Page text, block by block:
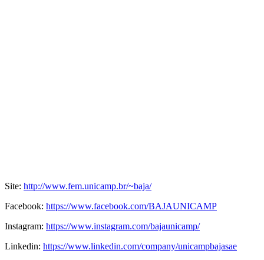
Site: http://www.fem.unicamp.br/~baja/
Facebook: https://www.facebook.com/BAJAUNICAMP
Instagram: https://www.instagram.com/bajaunicamp/
Linkedin: https://www.linkedin.com/company/unicampbajasae